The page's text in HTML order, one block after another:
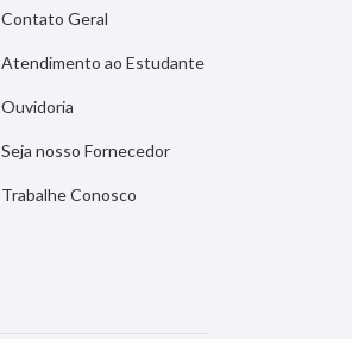
Contato Geral
Atendimento ao Estudante
Ouvidoria
Seja nosso Fornecedor
Trabalhe Conosco